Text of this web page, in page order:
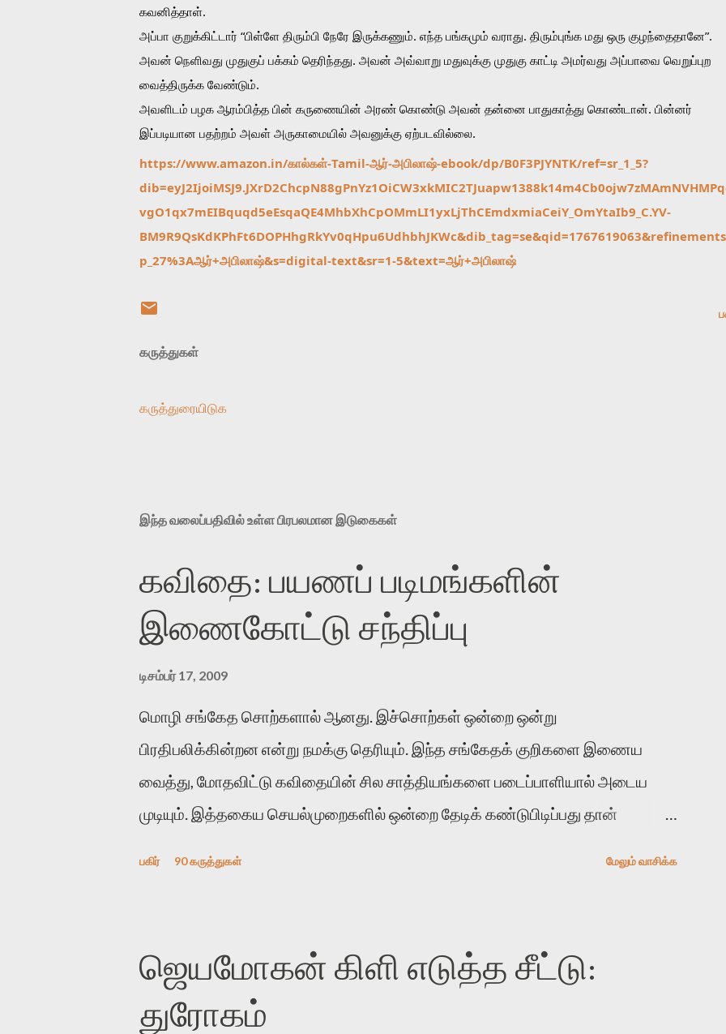
கவனித்தாள்.
அப்பா குறுக்கிட்டார் “பிள்ளே திரும்பி நேரே இருக்கணும். எந்த பங்கமும் வராது. திரும்புங்க மது ஒரு குழந்தைதானே”.
அவன் நெளிவது முதுகுப் பக்கம் தெரிந்தது. அவன் அவ்வாறு மதுவுக்கு முதுகு காட்டி அமர்வது அப்பாவை வெறுப்புற
வைத்திருக்க வேண்டும்.
அவளிடம் பழக ஆரம்பித்த பின் கருணையின் அரண் கொண்டு அவன் தன்னை பாதுகாத்து கொண்டான். பின்னர்
இப்படியான பதற்றம் அவள் அருகாமையில் அவனுக்கு ஏற்படவில்லை.
https://www.amazon.in/கால்கள்-Tamil-ஆர்-அபிலாஷ்-ebook/dp/B0F3PJYNTK/ref=sr_1_5?
vgO1qx7mEIBquqd5eEsqaQE4MhbXhCpOMmLI1yxLjThCEmdxmiaCeiY_OmYtaIb9_C.YV-
p_27%3Aஆர்+அபிலாஷ்&s=digital-text&sr=1-5&text=ஆர்+அபிலாஷ்
கருத்துகள்
கருத்துரையிடுக
இந்த வலைப்பதிவில் உள்ள பிரபலமான இடுகைகள்
கவிதை: பயணப் படிமங்களின்
இணைகோட்டு சந்திப்பு
டிசம்பர் 17, 2009
மொழி சங்கேத சொற்களால் ஆனது. இச்சொற்கள் ஒன்றை ஒன்று
பிரதிபலிக்கின்றன என்று நமக்கு தெரியும். இந்த சங்கேதக் குறிகளை இணைய
வைத்து, மோதவிட்டு கவிதையின் சில சாத்தியங்களை படைப்பாளியால் அடைய
முடியும். இத்தகைய செயல்முறைகளில் ஒன்றை தேடிக் கண்டுபிடிப்பது தான்
கொல்லாது. ஒரு கனவை மீட்டெடுப்பதன் நோக்கம் என்னவாக இருக்கும்?
கவிதையின் அரூப இயக்கத்தை பொதுவயமாக வடிக்க முயல்வதும் அதற்கே.
பகிர் 90 கருத்துகள் மேலும் வாசிக்க
ஜெயமோகன் கிளி எடுத்த சீட்டு:
துரோகம்